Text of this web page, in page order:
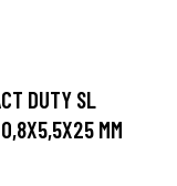
DUTY SL
MM